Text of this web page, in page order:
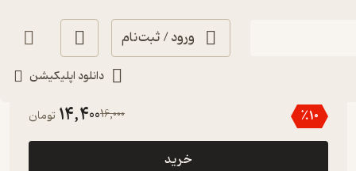
ورود / ثبت‌نام
دانلود اپلیکیشن
خوش‌خوان 📚(
)
٪10
16,000
14,400 تومان
خرید